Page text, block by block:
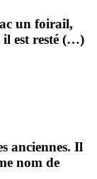
un foirail,
il est resté (…)
anciennes. Il
nom de